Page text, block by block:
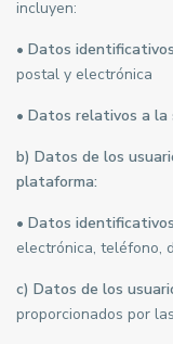
incluyen:
• Datos
postal y electrónica
• Datos relativos a la
b) Datos de los
plataforma:
• Datos
electrónica, teléfono,
c) Datos de los
proporcionados por